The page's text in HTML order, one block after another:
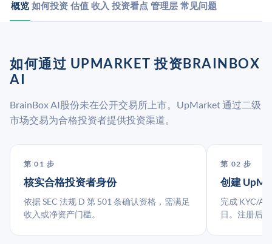
概览 如何投资 估值 收入 投资看点 管理层 常见问题
如何通过 UPMARKET 投资BRAINBOX
AI
BrainBox AI股份未在公开交易所上市。UpMarket 通过二级
市场交易为合格投资者提供投资渠道。
第 01 步
核实合格投资者身份
依据 SEC 法规 D 第 501 条确认资格，需满足
收入或净资产门槛。
第 02 步
创建
完成 KYC/
日。注册后